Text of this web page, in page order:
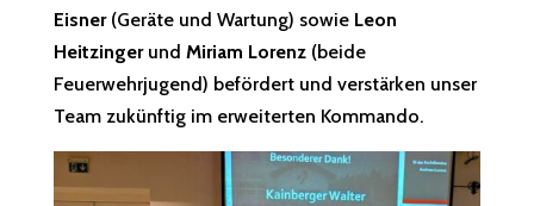
Eisner(Geräte und Wartung) sowie Leon
Heitzingerund Miriam Lorenz(beide
Feuerwehrjugend) befördert und verstärken unser
Team zukünftig im erweiterten Kommando.